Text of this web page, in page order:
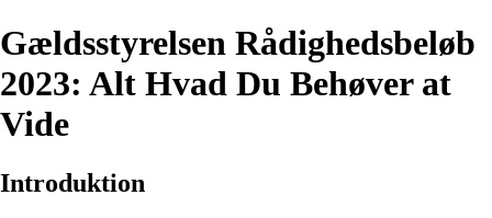
Gældsstyrelsen Rådighedsbeløb
2023: Alt Hvad Du Behøver at
Vide
Introduktion